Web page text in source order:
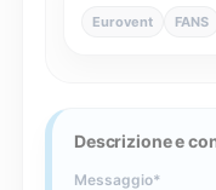
Eurovent FANS
Descrizione e
Messaggio